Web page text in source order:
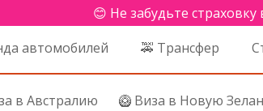
😊 Не забудьте страховку
автомобилей 🚕 Трансфер
в Австралию 🥝 Виза в Новую